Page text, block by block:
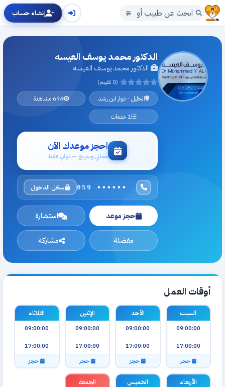
إنشاء حساب
الدكتور محمد يوسف العيسه
الدكتور محمد يوسف العيسه
(0 تقييم)
الخليل - دوار ابن رشد
694 مشاهدة
1 خدمات
احجز موعدك الآن
مجاني وسريع — ثوانٍ فقط
059 •••••• سجّل الدخول
حجز موعد استشارة
مفضلة مشاركة
أوقات العمل
السبت
09:00:00
—
17:00:00
حجز
الأحد
09:00:00
—
17:00:00
حجز
الإثنين
09:00:00
—
17:00:00
حجز
الثلاثاء
09:00:00
—
17:00:00
حجز
الأربعاء الخميس الجمعة